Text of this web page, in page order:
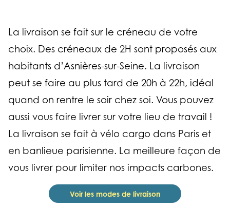
La livraison se fait sur le créneau de votre
choix. Des créneaux de 2H sont proposés aux
habitants d’Asnières-sur-Seine. La livraison
peut se faire au plus tard de 20h à 22h, idéal
quand on rentre le soir chez soi. Vous pouvez
aussi vous faire livrer sur votre lieu de travail !
La livraison se fait à vélo cargo dans Paris et
en banlieue parisienne. La meilleure façon de
vous livrer pour limiter nos impacts carbones.
Voir les modes de livraison